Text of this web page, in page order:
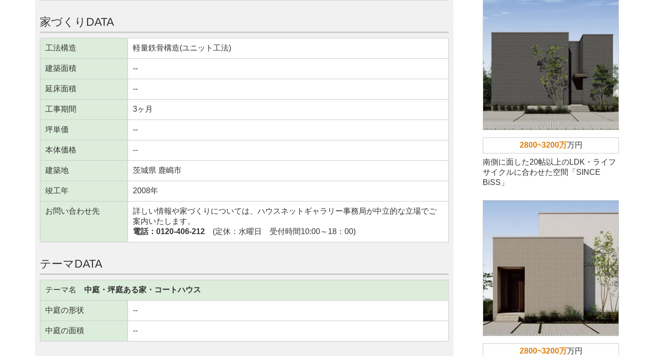
家づくりDATA
工法構造 軽量鉄骨構造(ユニット工法)
建築面積 --
延床面積 --
工事期間 3ヶ月
坪単価 --
本体価格 --
建築地 茨城県 鹿嶋市
竣工年 2008年
お問い合わせ先
詳しい情報や家づくりについては、ハウスネットギャラリー事務局が中立的な立場でご
案内いたします。
電話：0120-406-212 (定休：水曜日 受付時間10:00～18：00)
テーマDATA
テーマ名 中庭・坪庭ある家・コートハウス
中庭の形状 --
中庭の面積 --
2800~3200万万円
南側に面した20帖以上のLDK・ライフ
サイクルに合わせた空間「SINCE
BiSS」
2800~3200万万円